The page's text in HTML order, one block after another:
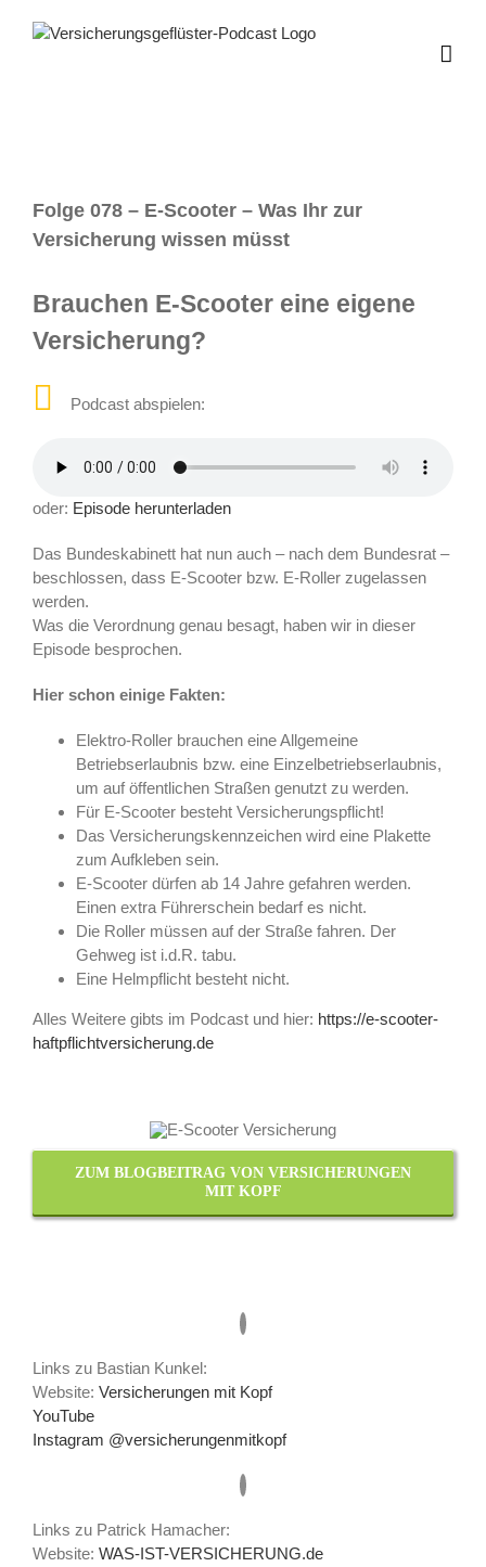
Inhalt
Folge 078 – E-Scooter – Was Ihr zur
Versicherung wissen müsst
Brauchen E-Scooter eine eigene
Versicherung?
Podcast abspielen:
oder: Episode herunterladen
Das Bundeskabinett hat nun auch – nach dem Bundesrat –
beschlossen, dass E-Scooter bzw. E-Roller zugelassen
werden.
Was die Verordnung genau besagt, haben wir in dieser
Episode besprochen.
Hier schon einige Fakten:
Elektro-Roller brauchen eine Allgemeine
Betriebserlaubnis bzw. eine Einzelbetriebserlaubnis,
um auf öffentlichen Straßen genutzt zu werden.
Für E-Scooter besteht Versicherungspflicht!
Das Versicherungskennzeichen wird eine Plakette
zum Aufkleben sein.
E-Scooter dürfen ab 14 Jahre gefahren werden.
Einen extra Führerschein bedarf es nicht.
Die Roller müssen auf der Straße fahren. Der
Gehweg ist i.d.R. tabu.
Eine Helmpflicht besteht nicht.
Alles Weitere gibts im Podcast und hier: https://e-scooter-
haftpflichtversicherung.de
ZUM BLOGBEITRAG VON VERSICHERUNGEN
MIT KOPF
Links zu Bastian Kunkel:
Website: Versicherungen mit Kopf
YouTube
Instagram @versicherungenmitkopf
Links zu Patrick Hamacher:
Website: WAS-IST-VERSICHERUNG.de